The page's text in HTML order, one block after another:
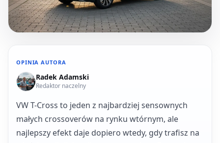
OPINIA AUTORA
Radek Adamski
Redaktor naczelny
VW T-Cross to jeden z najbardziej sensownych
małych crossoverów na rynku wtórnym, ale
najlepszy efekt daje dopiero wtedy, gdy trafisz na